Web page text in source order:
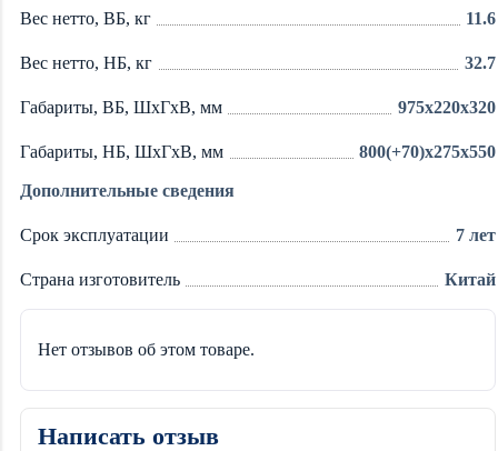
Вес нетто, ВБ, кг 11.6
Вес нетто, НБ, кг 32.7
Габариты, ВБ, ШхГхВ, мм 975x220x320
Габариты, НБ, ШхГхВ, мм 800(+70)x275x550
Дополнительные сведения
Срок эксплуатации 7 лет
Страна изготовитель Китай
Нет отзывов об этом товаре.
Написать отзыв